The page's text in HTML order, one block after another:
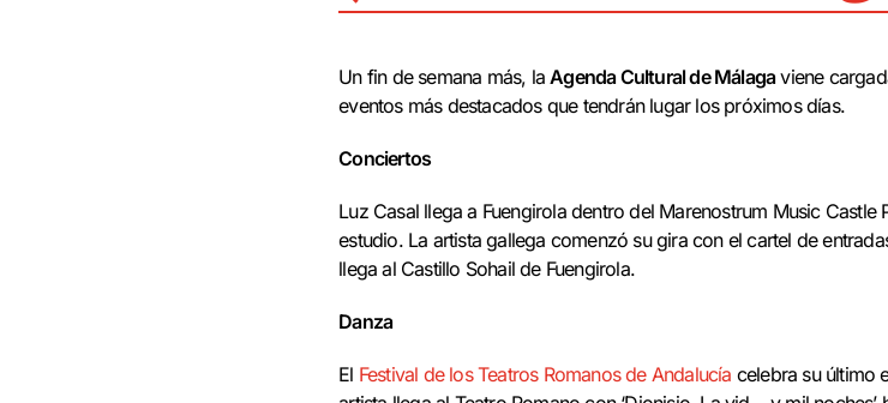
Un fin de semana más, laAgenda Cultural de Málagaviene
eventos más destacados que tendrán lugar los próximos días.
Conciertos
Luz Casal llega a Fuengirola dentro del Marenostrum Music Castle
estudio. La artista gallega comenzó su gira con el cartel de
llega al Castillo Sohail de Fuengirola.
Danza
El Festival de los Teatros Romanos de Andalucía celebra su último